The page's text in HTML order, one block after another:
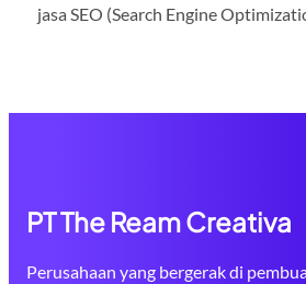
jasa SEO (Search Engine
PT The Ream Creativa
Perusahaan yang bergerak di